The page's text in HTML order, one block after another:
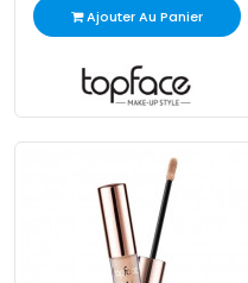
Ajouter Au Panier